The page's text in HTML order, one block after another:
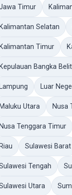
Timur
Selatan
Timur
Bangka
Luar
Utara Nusa
Tenggara Timur
Sulawesi Barat
Tengah
Utara